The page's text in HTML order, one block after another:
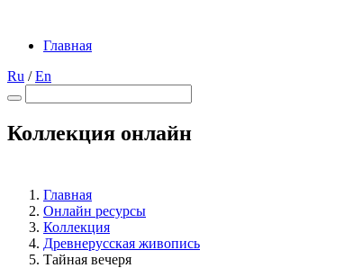
Главная
Ru /En
Коллекция онлайн
Главная
Онлайн ресурсы
Коллекция
Древнерусская живопись
Тайная вечеря